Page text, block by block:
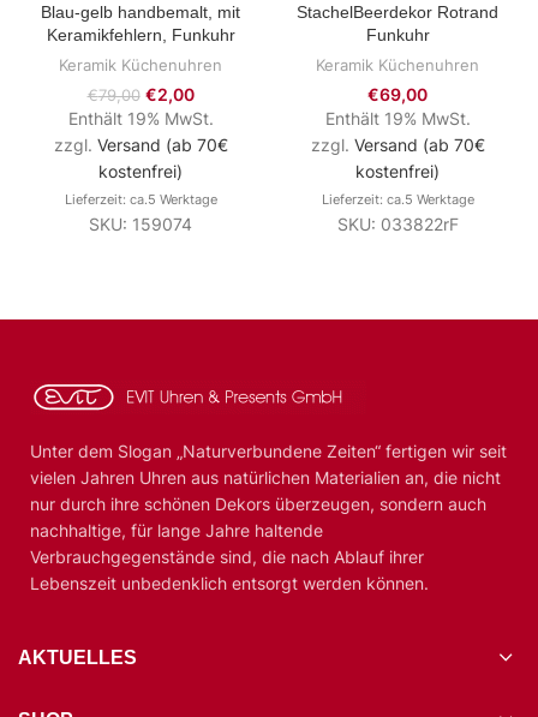
Blau-gelb handbemalt, mit
Keramikfehlern, Funkuhr
Keramik Küchenuhren
€79,00 €2,00
Enthält 19% MwSt.
zzgl. Versand (ab 70€
kostenfrei)
Lieferzeit: ca.5 Werktage
SKU: 159074
StachelBeerdekor Rotrand
Funkuhr
Keramik Küchenuhren
€69,00
Enthält 19% MwSt.
zzgl. Versand (ab 70€
kostenfrei)
Lieferzeit: ca.5 Werktage
SKU: 033822rF
Unter dem Slogan „Naturverbundene Zeiten“ fertigen wir seit
vielen Jahren Uhren aus natürlichen Materialien an, die nicht
nur durch ihre schönen Dekors überzeugen, sondern auch
nachhaltige, für lange Jahre haltende
Verbrauchgegenstände sind, die nach Ablauf ihrer
Lebenszeit unbedenklich entsorgt werden können.
AKTUELLES